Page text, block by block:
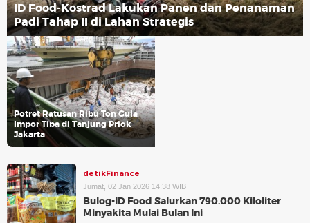
ID Food-Kostrad Lakukan Panen dan Penanaman
Padi Tahap II di Lahan Strategis
Potret Ratusan Ribu Ton Gula
Impor Tiba di Tanjung Priok
Jakarta
detikFinance
Jumat, 02 Jan 2026 14:38 WIB
Bulog-ID Food Salurkan 790.000 Kiloliter
Minyakita Mulai Bulan Ini